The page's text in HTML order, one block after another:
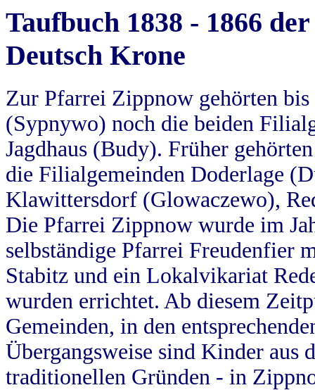
Taufbuch 1838 - 1866
Deutsch Krone
Zur Pfarrei Zippnow gehörten
(Sypnywo) noch die beiden
Jagdhaus (Budy). Früher
die Filialgemeinden Doderlage
Klawittersdorf (Glowaczewo),
Die Pfarrei Zippnow wurde im
selbständige Pfarrei Freudenfier
Stabitz und ein Lokalvikariat
wurden errichtet. Ab diesem
Gemeinden, in den
Übergangsweise sind Kinder aus
traditionellen Gründen - in